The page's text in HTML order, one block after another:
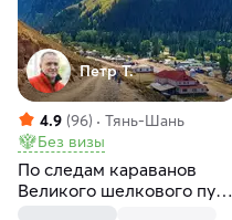
Петр Т.
4.9 (96)
Тянь-Шань
Без визы
По следам караванов
Великого шелкового пути: